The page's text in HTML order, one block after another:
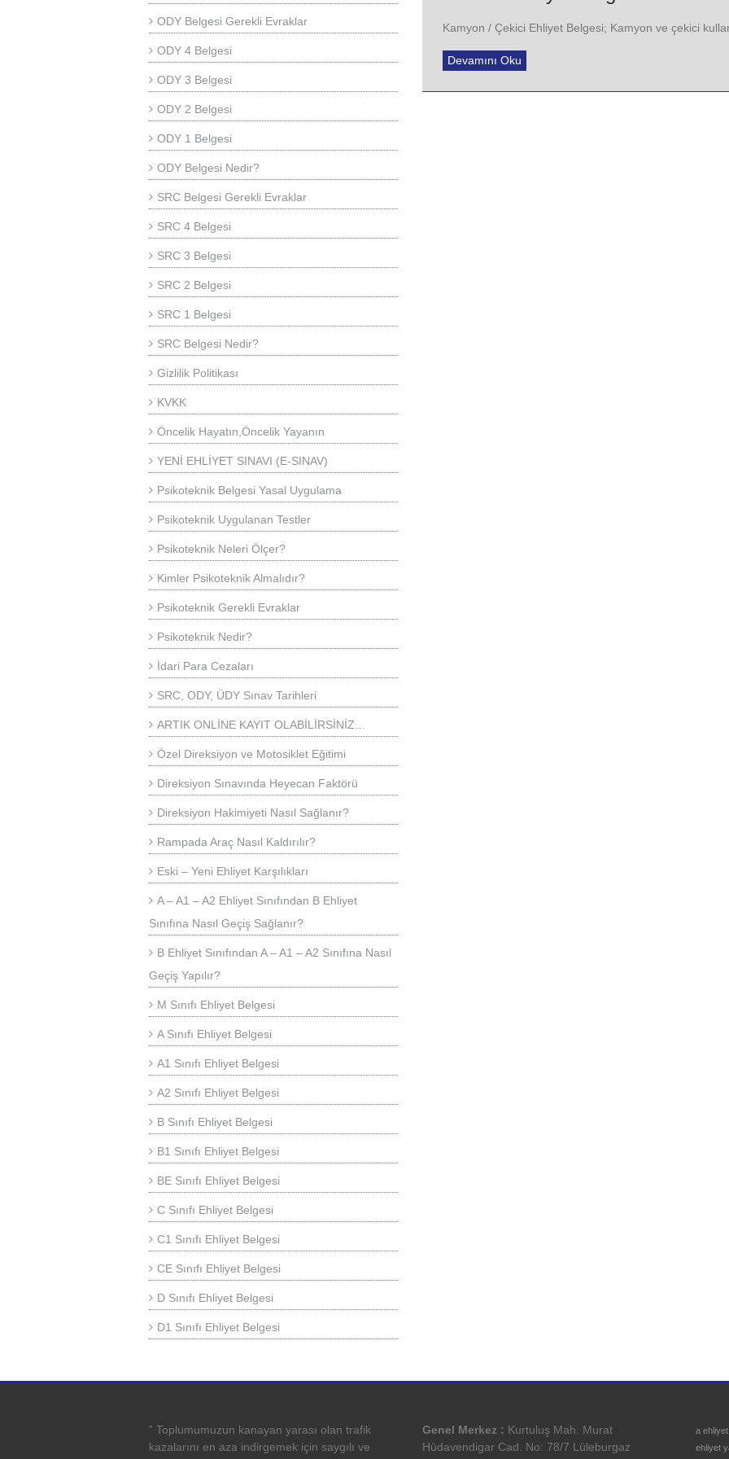
Kamyon / Çekici Ehliyet Belgesi; Kamyon ve çekici
Devamını Oku
ODY Belgesi Gerekli Evraklar
ODY 4 Belgesi
ODY 3 Belgesi
ODY 2 Belgesi
ODY 1 Belgesi
ODY Belgesi Nedir?
SRC Belgesi Gerekli Evraklar
SRC 4 Belgesi
SRC 3 Belgesi
SRC 2 Belgesi
SRC 1 Belgesi
SRC Belgesi Nedir?
Gizlilik Politikası
KVKK
Öncelik Hayatın,Öncelik Yayanın
YENİ EHLİYET SINAVI (E-SINAV)
Psikoteknik Belgesi Yasal Uygulama
Psikoteknik Uygulanan Testler
Psikoteknik Neleri Ölçer?
Kimler Psikoteknik Almalıdır?
Psikoteknik Gerekli Evraklar
Psikoteknik Nedir?
İdari Para Cezaları
SRC, ODY, ÜDY Sınav Tarihleri
ARTIK ONLİNE KAYIT OLABİLİRSİNİZ…
Özel Direksiyon ve Motosiklet Eğitimi
Direksiyon Sınavında Heyecan Faktörü
Direksiyon Hakimiyeti Nasıl Sağlanır?
Rampada Araç Nasıl Kaldırılır?
Eski – Yeni Ehliyet Karşılıkları
A – A1 – A2 Ehliyet Sınıfından B Ehliyet
Sınıfına Nasıl Geçiş Sağlanır?
B Ehliyet Sınıfından A – A1 – A2 Sınıfına Nasıl
Geçiş Yapılır?
M Sınıfı Ehliyet Belgesi
A Sınıfı Ehliyet Belgesi
A1 Sınıfı Ehliyet Belgesi
A2 Sınıfı Ehliyet Belgesi
B Sınıfı Ehliyet Belgesi
B1 Sınıfı Ehliyet Belgesi
BE Sınıfı Ehliyet Belgesi
C Sınıfı Ehliyet Belgesi
C1 Sınıfı Ehliyet Belgesi
CE Sınıfı Ehliyet Belgesi
D Sınıfı Ehliyet Belgesi
D1 Sınıfı Ehliyet Belgesi
” Toplumumuzun kanayan yarası olan trafik
kazalarını en aza indirgemek için saygılı ve
Genel Merkez : Kurtuluş Mah. Murat
Hüdavendigar Cad. No: 78/7 Lüleburgaz
a
ehliyet